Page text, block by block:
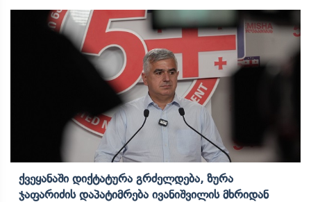
Ქვეყანაში Დიქტატურა Გრძელდება, Ზურა
Ჯაფარიძის Დაპატიმრება Ივანიშვილის Მხრიდან